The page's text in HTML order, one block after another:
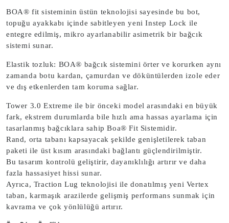
BOA® fit sisteminin üstün teknolojisi sayesinde bu bot,
topuğu ayakkabı içinde sabitleyen yeni Instep Lock ile
entegre edilmiş, mikro ayarlanabilir asimetrik bir bağcık
sistemi sunar.
Elastik tozluk: BOA® bağcık sistemini örter ve korurken aynı
zamanda botu kardan, çamurdan ve döküntülerden izole eder
ve dış etkenlerden tam koruma sağlar.
Tower 3.0 Extreme ile bir önceki model arasındaki en büyük
fark, ekstrem durumlarda bile hızlı ama hassas ayarlama için
tasarlanmış bağcıklara sahip Boa® Fit Sistemidir.
Rand, orta tabanı kapsayacak şekilde genişletilerek taban
paketi ile üst kısım arasındaki bağlantı güçlendirilmiştir.
Bu tasarım kontrolü geliştirir, dayanıklılığı artırır ve daha
fazla hassasiyet hissi sunar.
Ayrıca, Traction Lug teknolojisi ile donatılmış yeni Vertex
taban, karmaşık arazilerde gelişmiş performans sunmak için
kavrama ve çok yönlülüğü artırır.